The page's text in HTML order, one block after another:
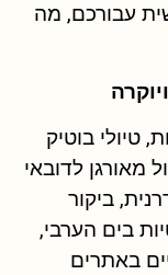
עבורכם, מה
טיולי בוטיק
מאורגן לדובאי
ביקור
בים הערבי,
באתרים